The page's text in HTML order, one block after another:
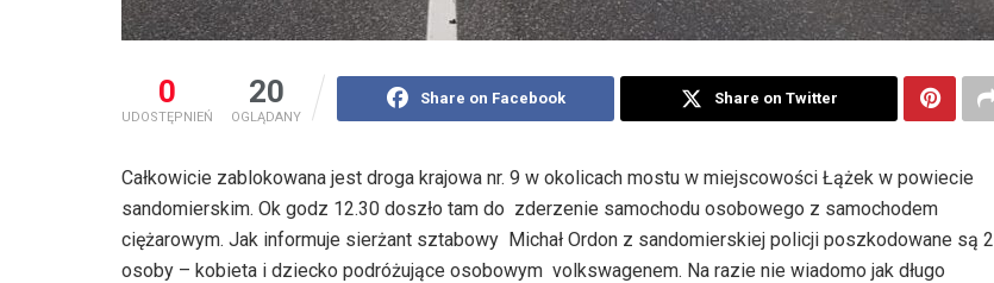
0
UDOSTĘPNIEŃ
20
OGLĄDANY
Share on Facebook Share on Twitter
Całkowicie zablokowana jest droga krajowa nr. 9 w okolicach mostu w miejscowości Łążek w powiecie
sandomierskim. Ok godz 12.30 doszło tam do zderzenie samochodu osobowego z samochodem
ciężarowym. Jak informuje sierżant sztabowy Michał Ordon z sandomierskiej policji poszkodowane są 2
osoby – kobieta i dziecko podróżujące osobowym volkswagenem. Na razie nie wiadomo jak długo